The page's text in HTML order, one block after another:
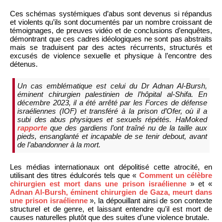
Ces schémas systémiques d’abus sont devenus si répandus
et violents qu’ils sont documentés par un nombre croissant de
témoignages, de preuves vidéo et de conclusions d’enquêtes,
démontrant que ces cadres idéologiques ne sont pas abstraits
mais se traduisent par des actes récurrents, structurés et
excusés de violence sexuelle et physique à l’encontre des
détenus.
Un cas emblématique est celui du Dr Adnan Al-Bursh,
éminent chirurgien palestinien de l’hôpital al-Shifa. En
décembre 2023, il a été arrêté par les Forces de défense
israéliennes (IOF) et transféré à la prison d’Ofer, où il a
subi des abus physiques et sexuels répétés. HaMoked
rapporte que des gardiens l’ont traîné nu de la taille aux
pieds, ensanglanté et incapable de se tenir debout, avant
de l’abandonner à la mort.
Les médias internationaux ont dépolitisé cette atrocité, en
utilisant des titres édulcorés tels que « Comment un célèbre
chirurgien est mort dans une prison israélienne» et «
Adnan Al-Bursh, éminent chirurgien de Gaza, meurt dans
une prison israélienne», la dépouillant ainsi de son contexte
structurel et de genre, et laissant entendre qu’il est mort de
causes naturelles plutôt que des suites d’une violence brutale.